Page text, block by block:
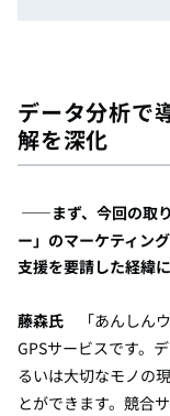
データ分析で
解を深化
――まず、今回の取
ー」のマーケティン
支援を要請した経緯
藤森氏 「あんしん
GPSサービスです。
るいは大切なモノの
とができます。競合